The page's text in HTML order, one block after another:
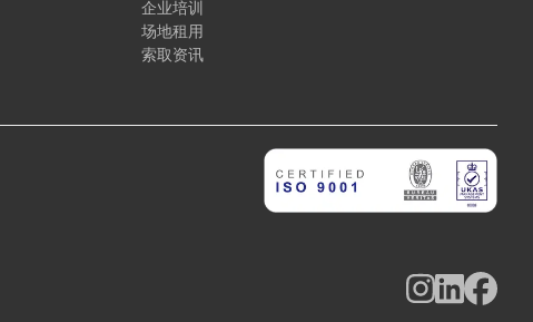
企业培训
场地租用
索取资讯